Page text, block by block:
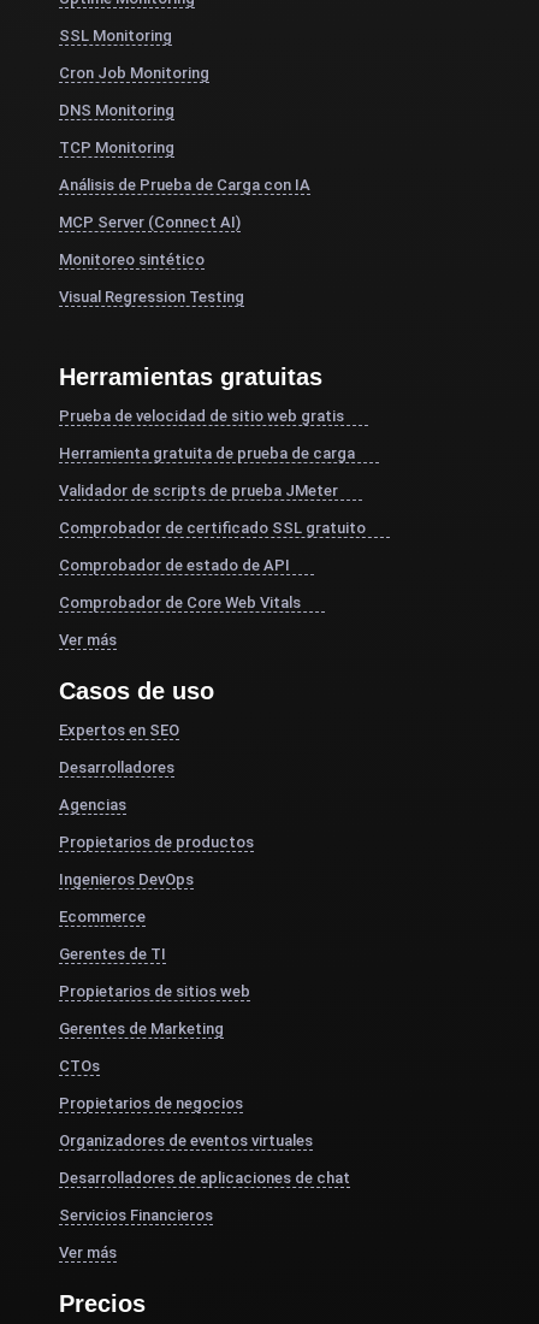
SSL Monitoring
Cron Job Monitoring
DNS Monitoring
TCP Monitoring
Análisis de Prueba de Carga con IA
MCP Server (Connect AI)
Monitoreo sintético
Visual Regression Testing
Herramientas gratuitas
Prueba de velocidad de sitio web gratis
Herramienta gratuita de prueba de carga
Validador de scripts de prueba JMeter
Comprobador de certificado SSL gratuito
Comprobador de estado de API
Comprobador de Core Web Vitals
Ver más
Casos de uso
Expertos en SEO
Desarrolladores
Agencias
Propietarios de productos
Ingenieros DevOps
Ecommerce
Gerentes de TI
Propietarios de sitios web
Gerentes de Marketing
CTOs
Propietarios de negocios
Organizadores de eventos virtuales
Desarrolladores de aplicaciones de chat
Servicios Financieros
Ver más
Precios